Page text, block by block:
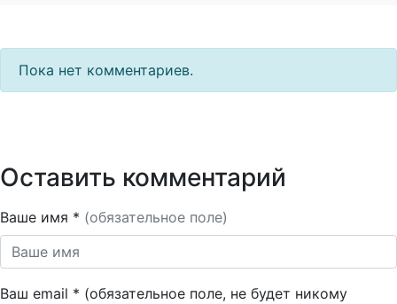
Пока нет комментариев.
Оставить комментарий
Ваше имя * (обязательное поле)
Ваш email * (обязательное поле, не будет никому